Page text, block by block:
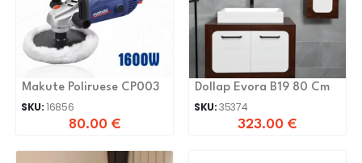
Makute Poliruese CP003
SKU:16856
80.00 €
Dollap Evora B19 80 Cm
SKU:35374
323.00 €